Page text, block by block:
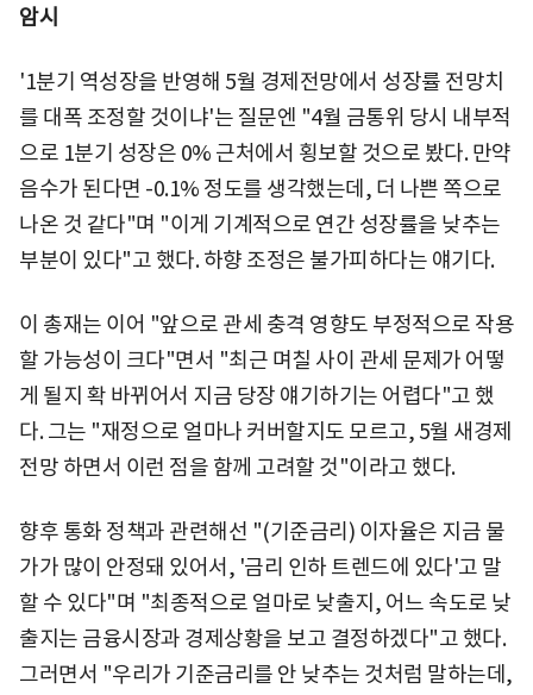
암시
'1분기 역성장을 반영해 5월 경제전망에서 성장률 전망치
를 대폭 조정할 것이냐'는 질문엔 "4월 금통위 당시 내부적
으로 1분기 성장은 0% 근처에서 횡보할 것으로 봤다. 만약
음수가 된다면 -0.1% 정도를 생각했는데, 더 나쁜 쪽으로
나온 것 같다"며 "이게 기계적으로 연간 성장률을 낮추는
부분이 있다"고 했다. 하향 조정은 불가피하다는 얘기다.
이 총재는 이어 "앞으로 관세 충격 영향도 부정적으로 작용
할 가능성이 크다"면서 "최근 며칠 사이 관세 문제가 어떻
게 될지 확 바뀌어서 지금 당장 얘기하기는 어렵다"고 했
다. 그는 "재정으로 얼마나 커버할지도 모르고, 5월 새경제
전망 하면서 이런 점을 함께 고려할 것"이라고 했다.
향후 통화 정책과 관련해선 "(기준금리) 이자율은 지금 물
가가 많이 안정돼 있어서, '금리 인하 트렌드에 있다'고 말
할 수 있다"며 "최종적으로 얼마로 낮출지, 어느 속도로 낮
출지는 금융시장과 경제상황을 보고 결정하겠다"고 했다.
그러면서 "우리가 기준금리를 안 낮추는 것처럼 말하는데,